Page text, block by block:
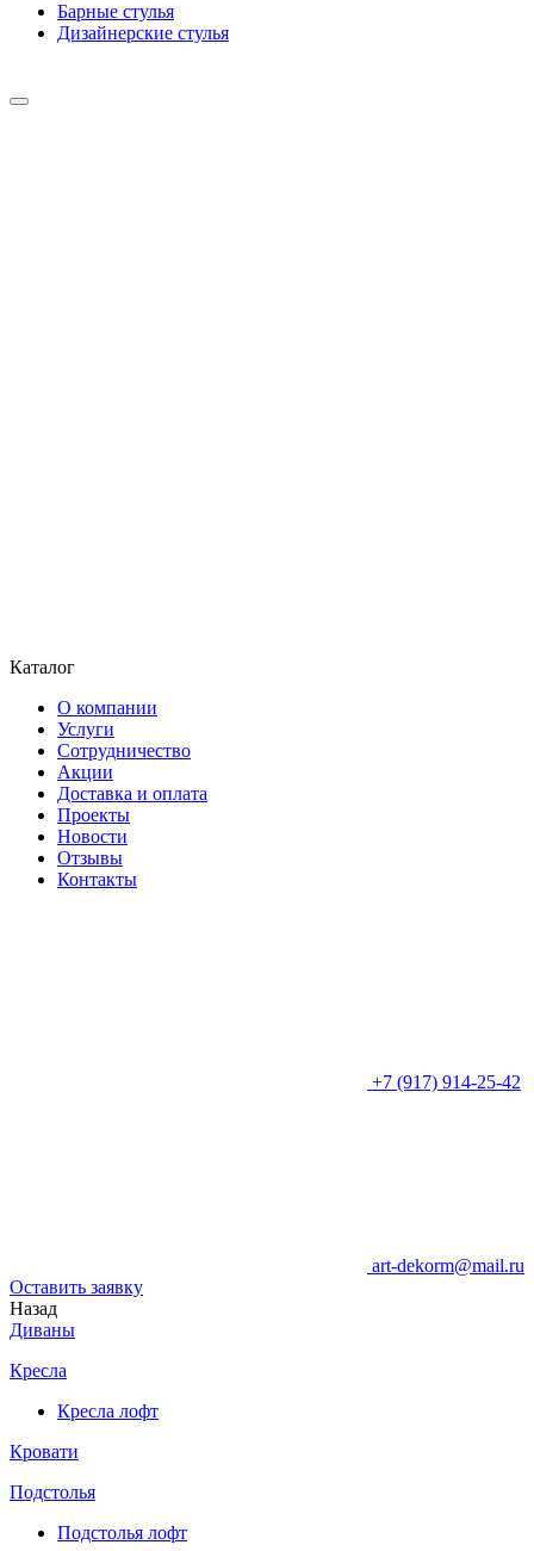
Барные cтулья
Дизайнерские cтулья
Каталог
О компании
Услуги
Сотрудничество
Акции
Доставка и оплата
Проекты
Новости
Отзывы
Контакты
+7 (917) 914-25-42
art-dekorm@mail.ru
Оставить заявку
Назад
Диваны
Кресла
Кресла лофт
Кровати
Подстолья
Подстолья лофт